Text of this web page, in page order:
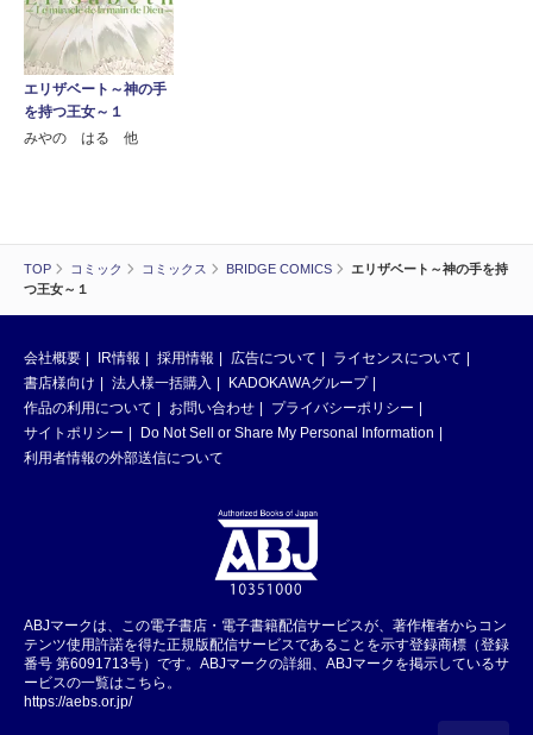
TOP コミック コミックス BRIDGE COMICS
エリザベート～神の手を持
つ王女～１
エリザベート～神の手
を持つ王女～１
みやの はる 他
会社概要 IR情報 採用情報 広告について
ライセンスについて
書店様向け
法人様一括購入
KADOKAWAグループ
作品の利用について
お問い合わせ
プライバシーポリシー
サイトポリシー
Do Not Sell or Share My Personal Information
利用者情報の外部送信について
ABJマークは、この電子書店・電子書籍配信サービスが、著作権者からコン
テンツ使用許諾を得た正規版配信サービスであることを示す登録商標（登録
番号 第6091713号）です。ABJマークの詳細、ABJマークを掲示しているサ
ービスの一覧はこちら。
https://aebs.or.jp/